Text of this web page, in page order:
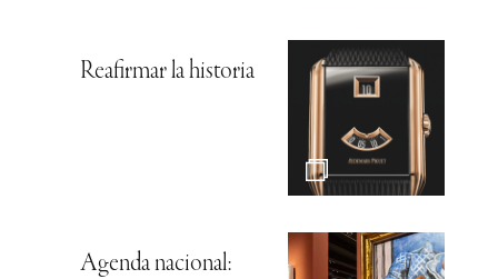
Reafirmar la historia
Agenda nacional: